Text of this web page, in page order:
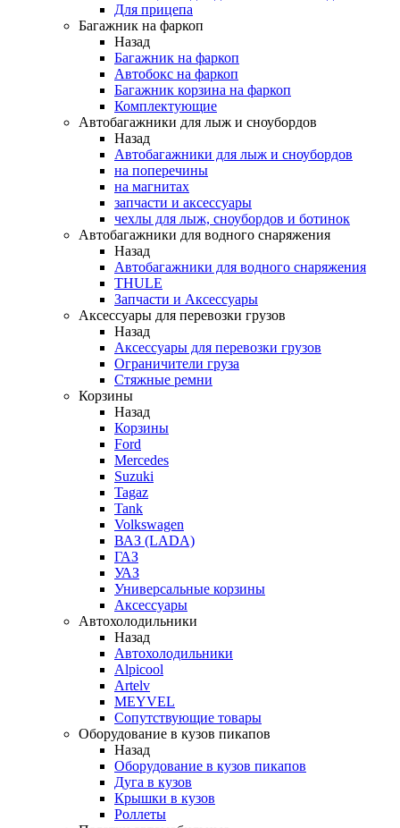
Для прицепа
Багажник на фаркоп
Назад
Багажник на фаркоп
Автобокс на фаркоп
Багажник корзина на фаркоп
Комплектующие
Автобагажники для лыж и сноубордов
Назад
Автобагажники для лыж и сноубордов
на поперечины
на магнитах
запчасти и аксессуары
чехлы для лыж, сноубордов и ботинок
Автобагажники для водного снаряжения
Назад
Автобагажники для водного снаряжения
THULE
Запчасти и Аксессуары
Аксессуары для перевозки грузов
Назад
Аксессуары для перевозки грузов
Ограничители груза
Стяжные ремни
Корзины
Назад
Корзины
Ford
Mercedes
Suzuki
Tagaz
Tank
Volkswagen
ВАЗ (LADA)
ГАЗ
УАЗ
Универсальные корзины
Аксессуары
Автохолодильники
Назад
Автохолодильники
Alpicool
Artelv
MEYVEL
Сопутствующие товары
Оборудование в кузов пикапов
Назад
Оборудование в кузов пикапов
Дуга в кузов
Крышки в кузов
Роллеты